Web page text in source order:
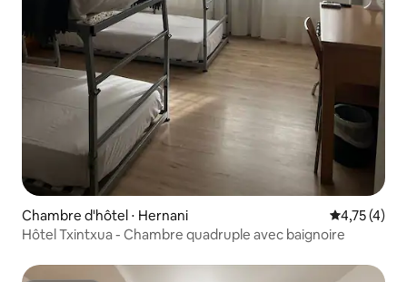
Chambre d'hôtel ⋅ Hernani Évaluation
4,75 (4)
Hôtel Txintxua - Chambre quadruple avec baignoire